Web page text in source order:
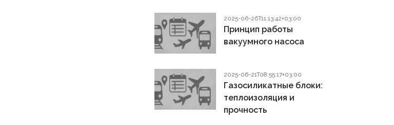
2025-06-26T11:13:42+03:00
Принцип работы
вакуумного насоса
2025-06-21T08:55:17+03:00
Газосиликатные блоки:
теплоизоляция и
прочность